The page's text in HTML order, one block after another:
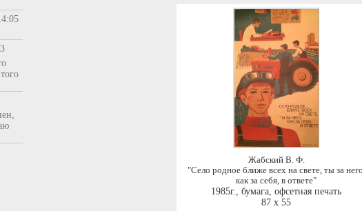
Жабский В. Ф.
"Село родное ближе всех на свете, ты за
как за себя, в ответе"
1985г., бумага, офсетная печать
87 x 55